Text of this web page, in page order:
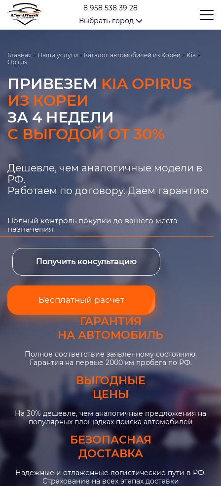
8 958 538 39 28
Выбрать город
Главная » Наши услуги » Каталог автомобилей из Кореи » Kia »
Opirus
ПРИВЕЗЕМ KIA OPIRUS
ИЗ КОРЕИ
ЗА 4 НЕДЕЛИ
С ВЫГОДОЙ ОТ 30%
Дешевле, чем аналогичные модели в
РФ.
Работаем по договору. Даем гарантию
Полный контроль покупки до вашего места
назначения
Получить консультацию
Бесплатный расчет
ГАРАНТИЯ
НА АВТОМОБИЛЬ
Полное соответствие заявленному состоянию.
Гарантия на первые 2000 км пробега по РФ.
ВЫГОДНЫЕ
ЦЕНЫ
На 30% дешевле, чем аналогичные предложения на
популярных площадках поиска автомобилей
БЕЗОПАСНАЯ
ДОСТАВКА
Надёжные и отлаженные логистические пути в РФ.
Страхование на всех этапах доставки